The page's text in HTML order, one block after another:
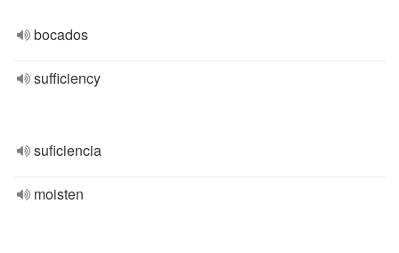
bocados
sufficiency
suficiencia
moisten